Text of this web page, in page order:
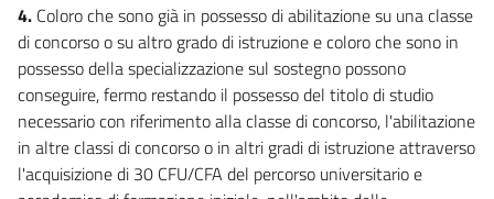
19
20
21
22
Allegati
4. Coloro che sono già in possesso di abilitazione su una classe
di concorso o su altro grado di istruzione e coloro che sono in
possesso della specializzazione sul sostegno possono
conseguire, fermo restando il possesso del titolo di studio
necessario con riferimento alla classe di concorso, l'abilitazione
in altre classi di concorso o in altri gradi di istruzione attraverso
l'acquisizione di 30 CFU/CFA del percorso universitario e